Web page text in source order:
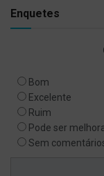
Enquetes
Bom
Excelente
Ruim
Pode ser
Sem